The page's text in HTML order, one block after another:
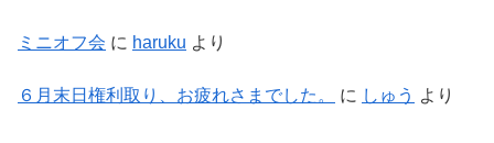
ミニオフ会 に haruku より
６月末日権利取り、お疲れさまでした。 に しゅう より